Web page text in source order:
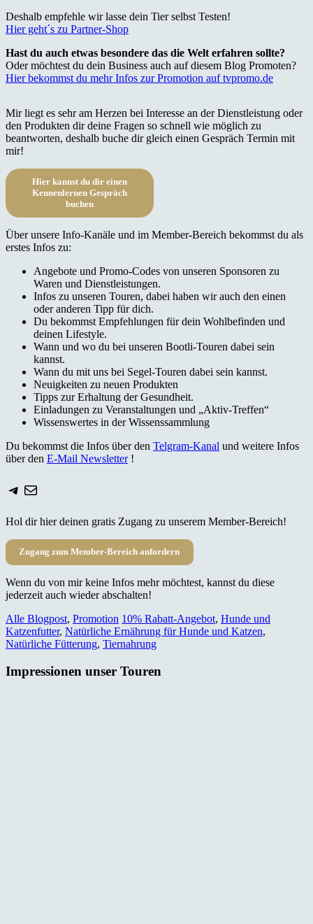
Deshalb empfehle wir lasse dein Tier selbst Testen!
Hier geht´s zu Partner-Shop
Hast du auch etwas besondere das die Welt erfahren sollte?
Oder möchtest du dein Business auch auf diesem Blog Promoten?
Hier bekommst du mehr Infos zur Promotion auf tvpromo.de
Mir liegt es sehr am Herzen bei Interesse an der Dienstleistung oder
den Produkten dir deine Fragen so schnell wie möglich zu
beantworten, deshalb buche dir gleich einen Gespräch Termin mit
mir!
Hier kannst du dir einen
Kennenlernen Gespräch
buchen
Über unsere Info-Kanäle und im Member-Bereich bekommst du als
erstes Infos zu:
Angebote und Promo-Codes von unseren Sponsoren zu
Waren und Dienstleistungen.
Infos zu unseren Touren, dabei haben wir auch den einen
oder anderen Tipp für dich.
Du bekommst Empfehlungen für dein Wohlbefinden und
deinen Lifestyle.
Wann und wo du bei unseren Bootli-Touren dabei sein
kannst.
Wann du mit uns bei Segel-Touren dabei sein kannst.
Neuigkeiten zu neuen Produkten
Tipps zur Erhaltung der Gesundheit.
Einladungen zu Veranstaltungen und „Aktiv-Treffen“
Wissenswertes in der Wissenssammlung
Du bekommst die Infos über den Telgram-Kanal und weitere Infos
über den E-Mail Newsletter!
Telegram
E-Mail
Hol dir hier deinen gratis Zugang zu unserem Member-Bereich!
Zugang zum Member-Bereich anfordern
Wenn du von mir keine Infos mehr möchtest, kannst du diese
jederzeit auch wieder abschalten!
Alle Blogpost, Promotion 10% Rabatt-Angebot, Hunde und
Katzenfutter, Natürliche Ernährung für Hunde und Katzen,
Natürliche Fütterung, Tiernahrung
Impressionen unser Touren